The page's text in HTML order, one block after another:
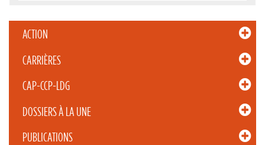
ACTION
CARRIÈRES
CAP-CCP-LDG
DOSSIERS À LA UNE
PUBLICATIONS